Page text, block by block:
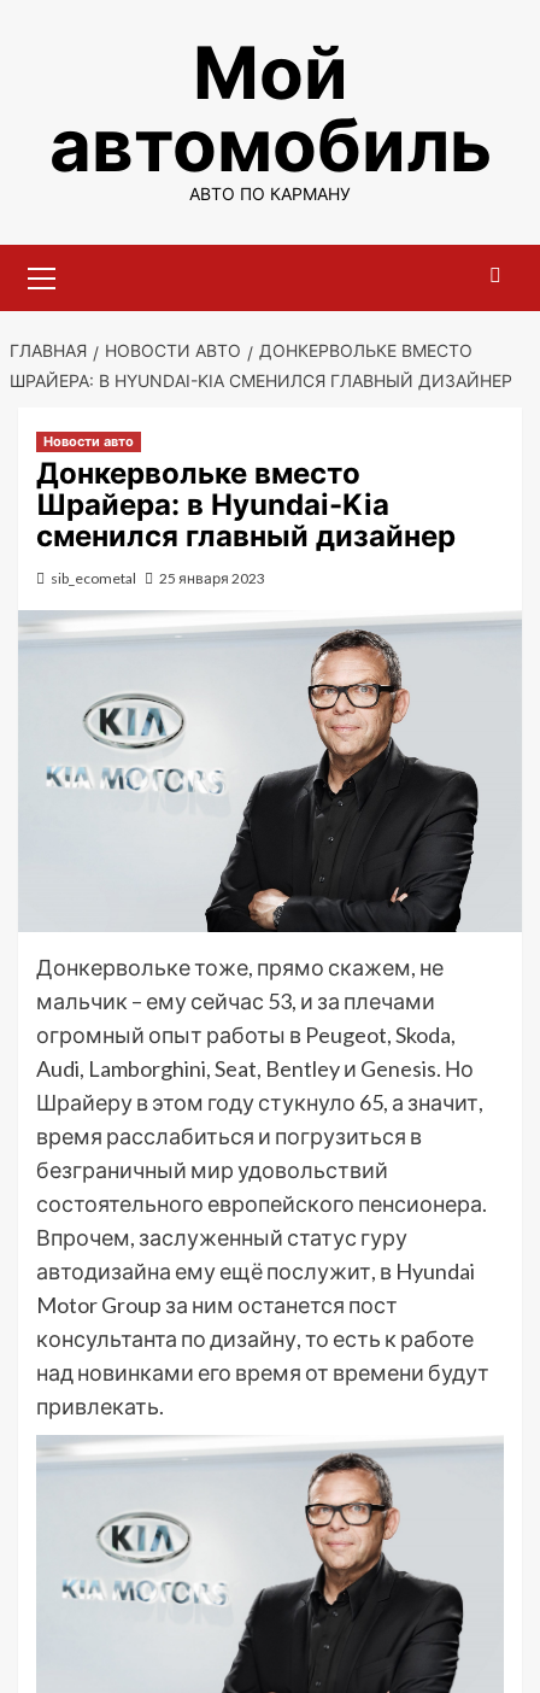
Мой
автомобиль
АВТО ПО КАРМАНУ
меню
ГЛАВНАЯ НОВОСТИ АВТО
ДОНКЕРВОЛЬКЕ ВМЕСТО
ШРАЙЕРА: В HYUNDAI-KIA СМЕНИЛСЯ ГЛАВНЫЙ ДИЗАЙНЕР
Новости авто
Донкервольке вместо
Шрайера: в Hyundai-Kia
сменился главный дизайнер
sib_ecometal 25 января 2023
Донкервольке тоже, прямо скажем, не
мальчик – ему сейчас 53, и за плечами
огромный опыт работы в Peugeot, Skoda,
Audi, Lamborghini, Seat, Bentley и Genesis. Но
Шрайеру в этом году стукнуло 65, а значит,
время расслабиться и погрузиться в
безграничный мир удовольствий
состоятельного европейского пенсионера.
Впрочем, заслуженный статус гуру
автодизайна ему ещё послужит, в Hyundai
Motor Group за ним останется пост
консультанта по дизайну, то есть к работе
над новинками его время от времени будут
привлекать.